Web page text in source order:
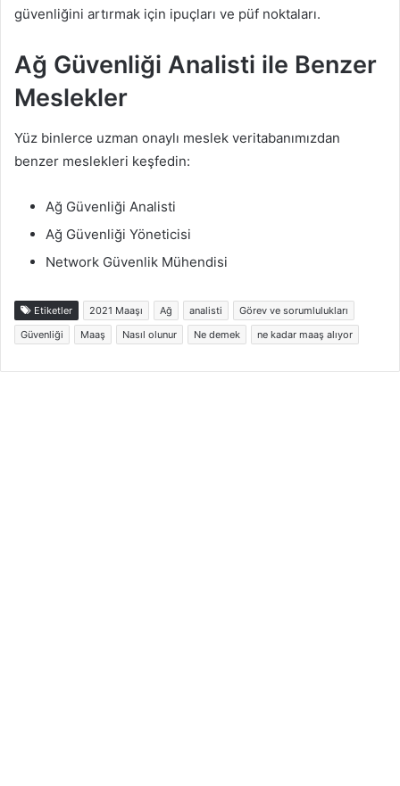
güvenliğini artırmak için ipuçları ve püf noktaları.
Ağ Güvenliği Analisti ile Benzer
Meslekler
Yüz binlerce uzman onaylı meslek veritabanımızdan
benzer meslekleri keşfedin:
Ağ Güvenliği Analisti
Ağ Güvenliği Yöneticisi
Network Güvenlik Mühendisi
Etiketler 2021 Maaşı Ağ analisti
Görev ve sorumlulukları
Güvenliği
Maaş Nasıl olunur Ne demek ne kadar maaş alıyor